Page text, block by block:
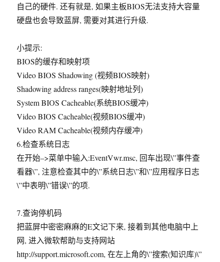
自己的硬件. 还有就是, 如果主板BIOS无法支持大容量
硬盘也会导致蓝屏, 需要对其进行升级.
小提示:
BIOS的缓存和映射项
Video BIOS Shadowing (视频BIOS映射)
Shadowing address ranges(映射地址列)
System BIOS Cacheable(系统BIOS缓冲)
Video BIOS Cacheable(视频BIOS缓冲)
Video RAM Cacheable(视频内存缓冲)
6.检查系统日志
在开始–>菜单中输入:EventVwr.msc, 回车出现\”事件查
看器\”, 注意检查其中的\”系统日志\”和\”应用程序日志
\”中表明\”错误\”的项.
7.查询停机码
把蓝屏中密密麻麻的E文记下来, 接着到其他电脑中上
网, 进入微软帮助与支持网站
http://support.microsoft.com, 在左上角的\”搜索(知识库)\”